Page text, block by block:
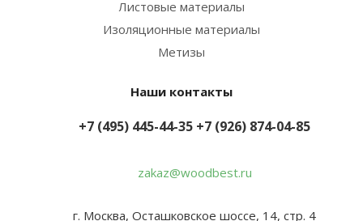
Листовые материалы
Изоляционные материалы
Метизы
Наши контакты
+7 (495) 445-44-35 +7 (926) 874-04-85
zakaz@woodbest.ru
г. Москва, Осташковское шоссе, 14, стр. 4